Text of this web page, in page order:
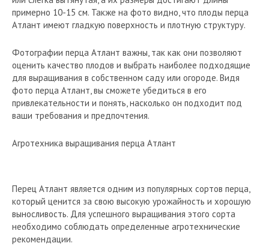
примерно 10-15 см. Также на фото видно, что плоды перца
Атлант имеют гладкую поверхность и плотную структуру.
Фотографии перца Атлант важны, так как они позволяют
оценить качество плодов и выбрать наиболее подходящие
для выращивания в собственном саду или огороде. Видя
фото перца Атлант, вы сможете убедиться в его
привлекательности и понять, насколько он подходит под
ваши требования и предпочтения.
Агротехника выращивания перца Атлант
Перец Атлант является одним из популярных сортов перца,
который ценится за свою высокую урожайность и хорошую
выносливость. Для успешного выращивания этого сорта
необходимо соблюдать определенные агротехнические
рекомендации.